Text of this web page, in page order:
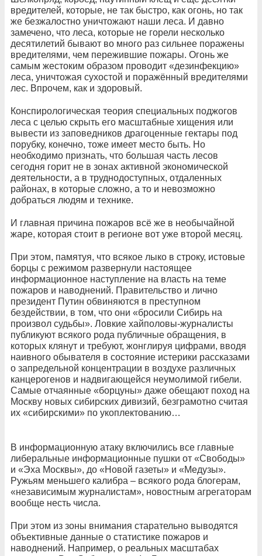
вредителей, которые, не так быстро, как огонь, но так
же безжалостно уничтожают наши леса. И давно
замечено, что леса, которые не горели несколько
десятилетий бывают во много раз сильнее поражены
вредителями, чем пережившие пожары. Огонь же
самым жестоким образом проводит «дезинфекцию»
леса, уничтожая сухостой и поражённый вредителями
лес. Впрочем, как и здоровый.
Конспирологическая теория специальных поджогов
леса с целью скрыть его масштабные хищения или
вывести из заповедников драгоценные гектары под
порубку, конечно, тоже имеет место быть. Но
необходимо признать, что большая часть лесов
сегодня горит не в зонах активной экономической
деятельности, а в труднодоступных, отдаленных
районах, в которые сложно, а то и невозможно
добраться людям и технике.
И главная причина пожаров всё же в необычайной
жаре, которая стоит в регионе вот уже второй месяц.
При этом, памятуя, что всякое лыко в строку, истовые
борцы с режимом развернули настоящее
информационное наступление на власть на теме
пожаров и наводнений. Правительство и лично
президент Путин обвиняются в преступном
бездействии, в том, что они «бросили Сибирь на
произвол судьбы». Ловкие хайполовы-журналисты
публикуют всякого рода публичные обращения, в
которых клянут и требуют, жонглируя цифрами, вводя
наивного обывателя в состояние истерики рассказами
о запредельной концентрации в воздухе различных
канцерогенов и надвигающейся неумолимой гибели.
Самые отчаянные «борцуны» даже обещают поход на
Москву новых сибирских дивизий, безграмотно считая
их «сибирскими» по укоплектованию…
В информационную атаку включились все главные
либеральные информационные пушки от «Свободы»
и «Эха Москвы», до «Новой газеты» и «Медузы».
Ружьям меньшего калибра – всякого рода блогерам,
«независимым журналистам», новостным агрегаторам
вообще несть числа.
При этом из зоны внимания старательно выводятся
объективные данные о статистике пожаров и
наводнений. Например, о реальных масштабах